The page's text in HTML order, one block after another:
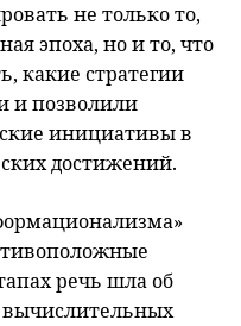
не только то,
эпоха, но и то, что
какие стратегии
и позволили
инициативы в
достижений.
речь шла об